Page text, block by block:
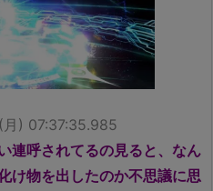
) 07:37:35.985
連呼されてるの見ると、なん
け物を出したのか不思議に思